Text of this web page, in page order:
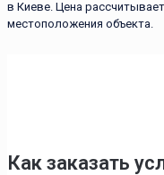
в Киеве. Цена
местоположения объекта.
Как заказать